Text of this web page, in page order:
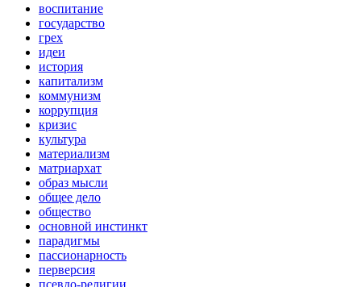
воспитание
государство
грех
идеи
история
капитализм
коммунизм
коррупция
кризис
культура
материализм
матриархат
образ мысли
общее дело
общество
основной инстинкт
парадигмы
пассионарность
перверсия
псевдо-религии